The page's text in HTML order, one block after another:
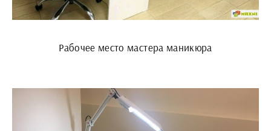
Рабочее место мастера маникюра